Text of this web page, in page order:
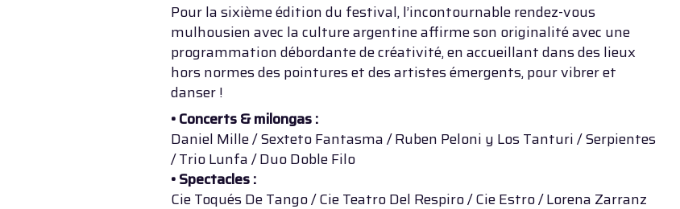
Pour la sixième édition du festival, l’incontournable rendez-vous
mulhousien avec la culture argentine affirme son originalité avec une
programmation débordante de créativité, en accueillant dans des lieux
hors normes des pointures et des artistes émergents, pour vibrer et
danser !
• Concerts & milongas :
Daniel Mille / Sexteto Fantasma / Ruben Peloni y Los Tanturi / Serpientes
/ Trio Lunfa / Duo Doble Filo
• Spectacles :
Cie Toqués De Tango / Cie Teatro Del Respiro / Cie Estro / Lorena Zarranz